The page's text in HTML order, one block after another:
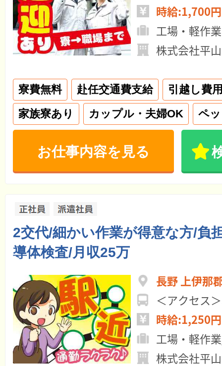
時給:1,700
工場・軽作業
株式会社平
寮費無料 赴任交通費支給
引越し費
家族寮あり
カップル・夫婦OK ペ
お仕事内容を見る
2交代/細かい作業が得意な方/負
導体検査/月収25万
長野 上伊那
＜アクセス
時給:1,250
工場・軽作
株式会社平